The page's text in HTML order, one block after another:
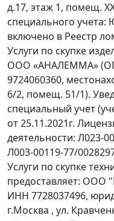
д.17, этаж 1, помещ.
специального
включено в Реестр
Услуги по скупке
ООО «АНАЛЕММА»
9724060360,
6/2, помещ. 51/1).
специальный учет
от 25.11.2021г.
деятельности: Л023-
Л003-00119-77/
Услуги по скупке
предоставляет: ООО
ИНН 7728037496,
г.Москва , ул.